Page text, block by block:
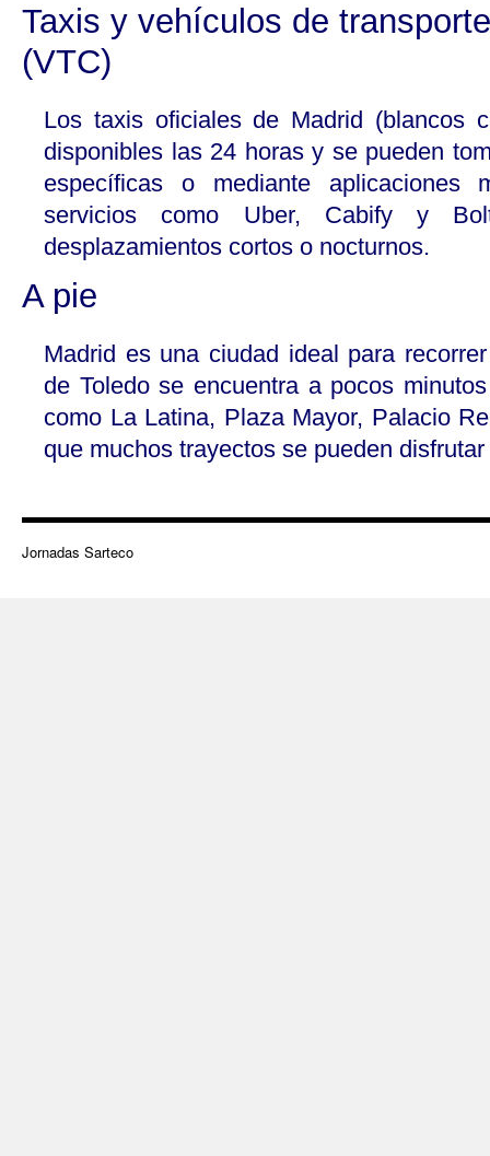
Taxis y vehículos de
(VTC)
Los taxis oficiales de Madrid (blancos
disponibles las 24 horas y se pueden
específicas o mediante aplicaciones
servicios como Uber, Cabify y
desplazamientos cortos o nocturnos.
A pie
Madrid es una ciudad ideal para
de Toledo se encuentra a pocos
como La Latina, Plaza Mayor, Palacio
que muchos trayectos se pueden
Jornadas Sarteco